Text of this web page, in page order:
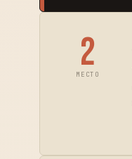
2
МЕСТО